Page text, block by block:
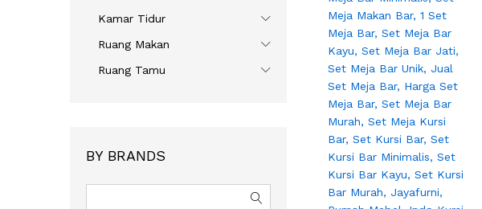
Kamar Tidur
Ruang Makan
Ruang Tamu
BY BRANDS